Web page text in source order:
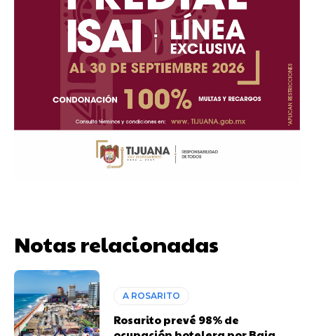
Notas relacionadas
A ROSARITO
Rosarito prevé 98% de